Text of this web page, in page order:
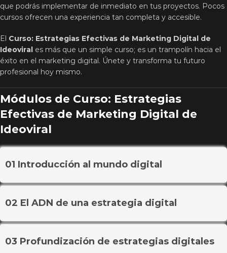
que podrás implementar de inmediato en tus proyectos. Pocos
cursos ofrecen una experiencia tan completa y accesible.
El Curso: Estrategias Efectivas de Marketing Digital de
Ideoviral es más que un simple curso; es un trampolín hacia el
éxito en el marketing digital. Únete y transforma tu futuro
profesional hoy mismo.
Módulos de Curso: Estrategias
Efectivas de Marketing Digital de
Ideoviral
01 Introducción al mundo digital
02 El ADN de una estrategia digital
03 Profundización de estrategias digitales